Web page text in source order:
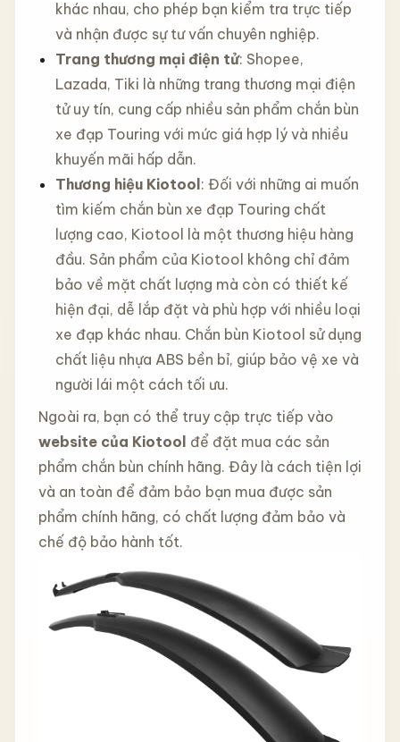
khác nhau, cho phép bạn kiểm tra trực tiếp
và nhận được sự tư vấn chuyên nghiệp.
Trang thương mại điện tử: Shopee,
Lazada, Tiki là những trang thương mại điện
tử uy tín, cung cấp nhiều sản phẩm chắn bùn
xe đạp Touring với mức giá hợp lý và nhiều
khuyến mãi hấp dẫn.
Thương hiệu Kiotool : Đối với những ai muốn
tìm kiếm chắn bùn xe đạp Touring chất
lượng cao, Kiotool là một thương hiệu hàng
đầu. Sản phẩm của Kiotool không chỉ đảm
bảo về mặt chất lượng mà còn có thiết kế
hiện đại, dễ lắp đặt và phù hợp với nhiều loại
xe đạp khác nhau. Chắn bùn Kiotool sử dụng
chất liệu nhựa ABS bền bỉ, giúp bảo vệ xe và
người lái một cách tối ưu.
Ngoài ra, bạn có thể truy cập trực tiếp vào
website của Kiotool để đặt mua các sản
phẩm chắn bùn chính hãng. Đây là cách tiện lợi
và an toàn để đảm bảo bạn mua được sản
phẩm chính hãng, có chất lượng đảm bảo và
chế độ bảo hành tốt.